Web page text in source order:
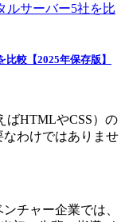
較【2025年保存版】
ばHTMLやCSS）の
わけではありませ
チャー企業では、